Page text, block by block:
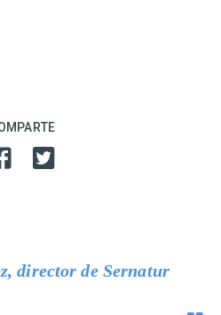
director de Sernatur